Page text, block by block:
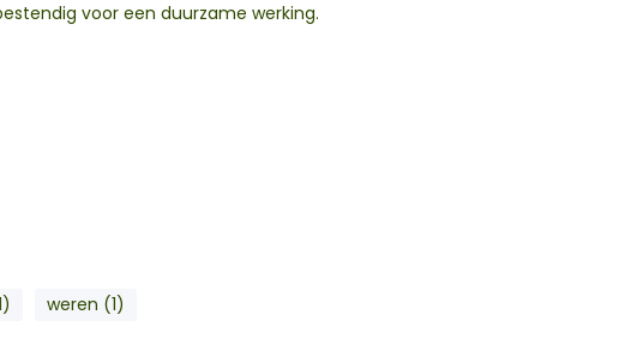
voor een duurzame werking.
weren (1)